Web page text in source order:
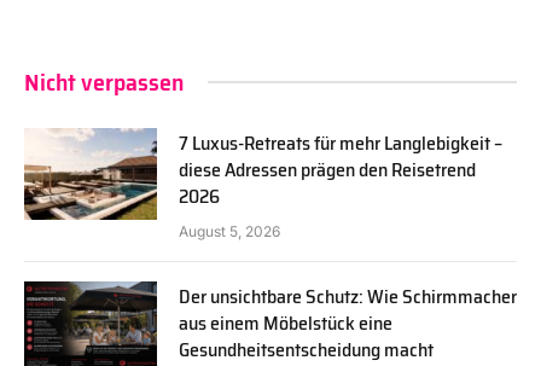
Nicht verpassen
7 Luxus-Retreats für mehr Langlebigkeit –
diese Adressen prägen den Reisetrend
2026
August 5, 2026
Der unsichtbare Schutz: Wie Schirmmacher
aus einem Möbelstück eine
Gesundheitsentscheidung macht